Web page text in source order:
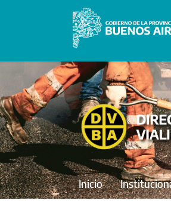
Inicio